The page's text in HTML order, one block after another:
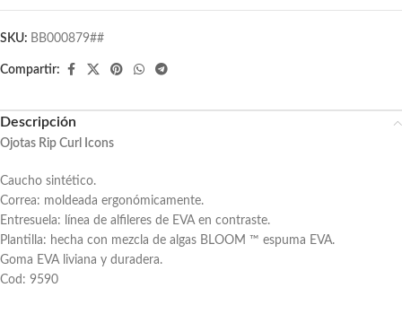
SKU: BB000879##
Compartir:
Descripción
Ojotas Rip Curl Icons
Caucho sintético.
Correa: moldeada ergonómicamente.
Entresuela: línea de alfileres de EVA en contraste.
Plantilla: hecha con mezcla de algas BLOOM ™ espuma EVA.
Goma EVA liviana y duradera.
Cod: 9590